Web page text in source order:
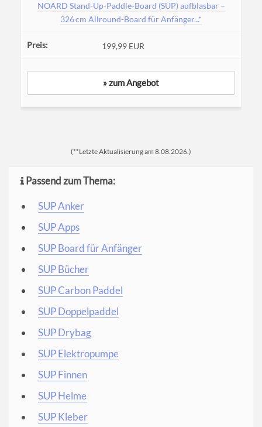
NOARD Stand-Up-Paddle-Board (SUP) aufblasbar –
326 cm Allround-Board für Anfänger...*
199,99 EUR
» zum Angebot
(**Letzte Aktualisierung am 8.08.2026.)
Passend zum Thema:
SUP Anker
SUP Apps
SUP Board für Anfänger
SUP Bücher
SUP Carbon Paddel
SUP Doppelpaddel
SUP Drybag
SUP Elektropumpe
SUP Finnen
SUP Helme
SUP Kleber